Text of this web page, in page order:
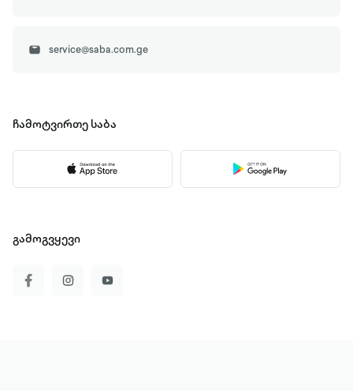
service@saba.com.ge
ჩამოტვირთე საბა
გამოგვყევი